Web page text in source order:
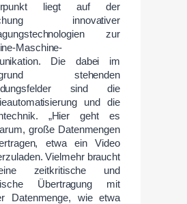
liegt auf der
innovativer
zur
Maschine-
Die dabei im
stehenden
sind die
und die
„Hier geht es
große Datenmengen
etwa ein Video
Vielmehr braucht
zeitkritische und
Übertragung mit
Datenmenge, wie etwa